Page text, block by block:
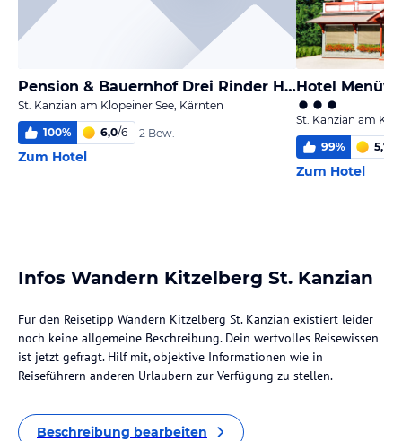
Pension & Bauernhof Drei Rinder Hof
St. Kanzian am Klopeiner See, Kärnten
100% 6,0/6 2 Bew.
Zum Hotel
Hotel
St. Kanzian am
99% 5,7
Zum Hotel
Infos Wandern Kitzelberg St. Kanzian
Für den Reisetipp Wandern Kitzelberg St. Kanzian existiert leider
noch keine allgemeine Beschreibung. Dein wertvolles Reisewissen
ist jetzt gefragt. Hilf mit, objektive Informationen wie in
Reiseführern anderen Urlaubern zur Verfügung zu stellen.
Beschreibung bearbeiten